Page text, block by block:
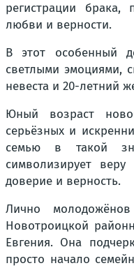
регистрации
любви и верности.
В этот особенный
светлыми эмоциями,
невеста и 20-летний
Юный возраст
серьёзных и
семью в такой
символизирует
доверие и верность.
Лично
Новотроицкой
Евгения. Она
просто начало